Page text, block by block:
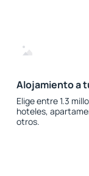
Alojamiento a
Elige entre 1.3
hoteles,
otros.